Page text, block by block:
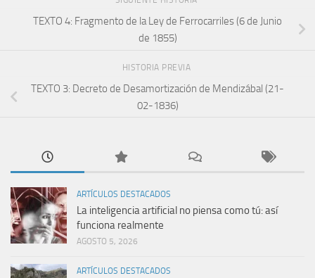
TEXTO 4: Fragmento de la Ley de Ferrocarriles (6 de Junio
de 1855)
HISTORIA PREVIA
TEXTO 3: Decreto de Desamortización de Mendizábal (21-
02-1836)
ARTÍCULOS DESTACADOS
La inteligencia artificial no piensa como tú: así
funciona realmente
AGOSTO 5, 2026
ARTÍCULOS DESTACADOS